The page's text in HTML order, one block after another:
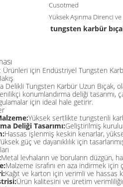
Cusotmed
Yüksek Aşınma Direnci
tungsten karbür
Ürünleri için Endüstriyel Tungsten
Delikli Tungsten Karbür Uzun
konumlandırma deliği
için ideal hale getirir.
Yüksek sertlikte tungstenli
Deliği Tasarımı:Geliştirilmiş
Hassas işlenmiş keskin kenarlar,
güç ve dayanıklılık için
Metal levhaların ve boruların düzgün,
Malzeme israfını en aza indirmek
Kağıt ve karton için verimli ve
Ürün kalitesini ve üretim